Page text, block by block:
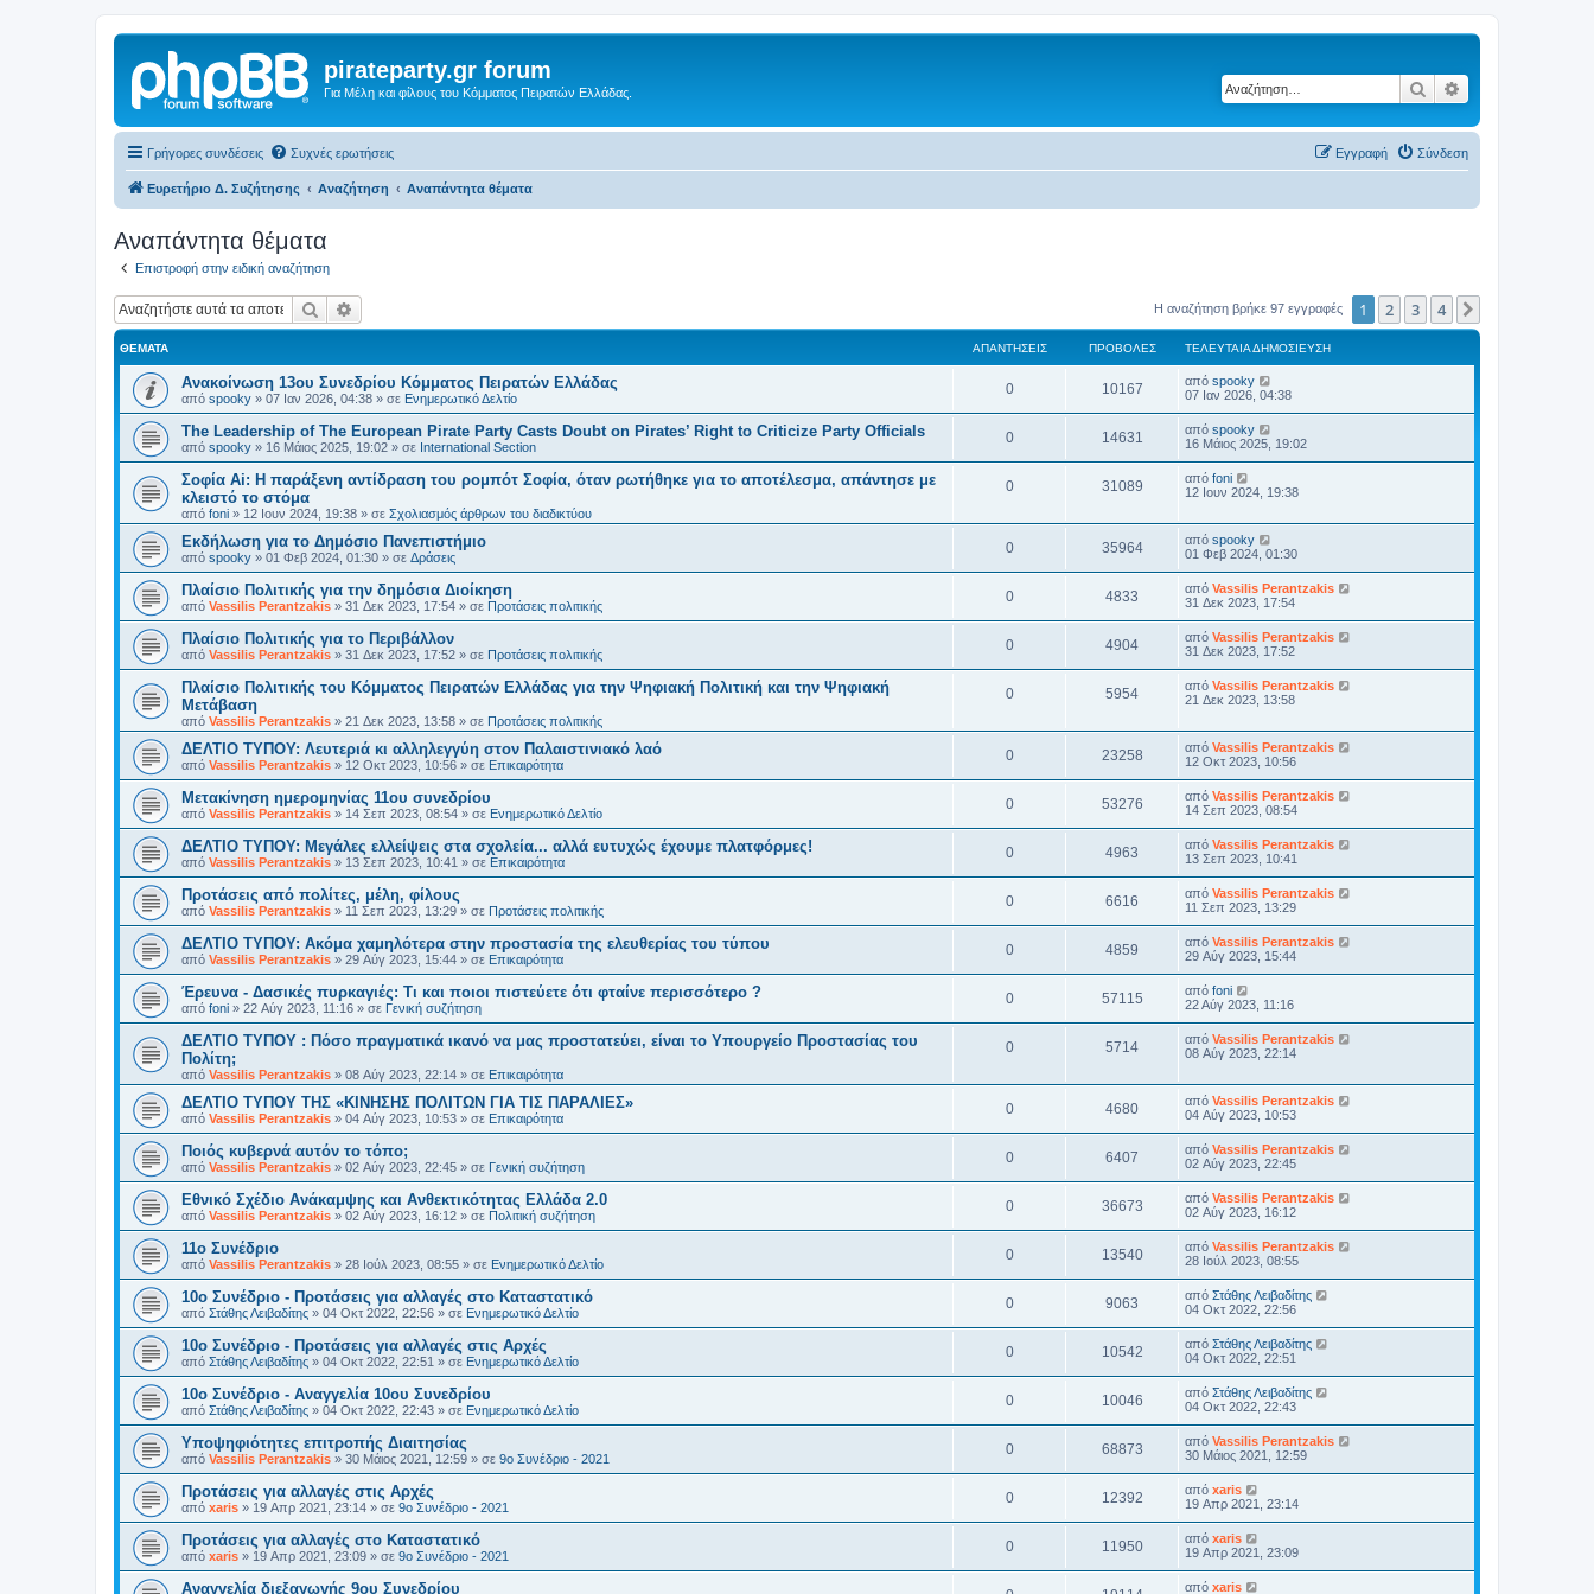
pirateparty.gr forum
Για Μέλη και φίλους του Κόμματος Πειρατών Ελλάδας. Αναζήτηση
Γρήγορες συνδέσεις Συχνές ερωτήσεις Σύνδεση
Εγγραφή
Ευρετήριο Δ. Συζήτησης Αναζήτηση Αναπάντητα θέματα
Αναπάντητα θέματα
Επιστροφή στην ειδική αναζήτηση
Αναζήτηση Η αναζήτηση βρήκε 97 εγγραφές 1 2 3 4
ΘΈΜΑΤΑ ΑΠΑΝΤΉΣΕΙΣ ΠΡΟΒΟΛΈΣ ΤΕΛΕΥΤΑΊΑ ΔΗΜΟΣΊΕΥΣΗ
Ανακοίνωση 13ου Συνεδρίου Κόμματος Πειρατών Ελλάδας
από spooky » 07 Ιαν 2026, 04:38 » σε Ενημερωτικό Δελτίο
0 10167 από spooky
07 Ιαν 2026, 04:38
The Leadership of The European Pirate Party Casts Doubt on Pirates’ Right to Criticize Party Officials
από spooky » 16 Μάιος 2025, 19:02 » σε International Section
0 14631 από spooky
16 Μάιος 2025, 19:02
Σοφία Ai: Η παράξενη αντίδραση του ρομπότ Σοφία, όταν ρωτήθηκε για το αποτέλεσμα, απάντησε με
κλειστό το στόμα
από foni » 12 Ιουν 2024, 19:38 » σε Σχολιασμός άρθρων του διαδικτύου
0 31089 από foni
12 Ιουν 2024, 19:38
Εκδήλωση για το Δημόσιο Πανεπιστήμιο
από spooky » 01 Φεβ 2024, 01:30 » σε Δράσεις
0 35964 από spooky
01 Φεβ 2024, 01:30
Πλαίσιο Πολιτικής για την δημόσια Διοίκηση
από Vassilis Perantzakis » 31 Δεκ 2023, 17:54 » σε Προτάσεις πολιτικής
0 4833 από Vassilis Perantzakis
31 Δεκ 2023, 17:54
Πλαίσιο Πολιτικής για το Περιβάλλον
από Vassilis Perantzakis » 31 Δεκ 2023, 17:52 » σε Προτάσεις πολιτικής
0 4904 από Vassilis Perantzakis
31 Δεκ 2023, 17:52
Πλαίσιο Πολιτικής του Κόμματος Πειρατών Ελλάδας για την Ψηφιακή Πολιτική και την Ψηφιακή
Μετάβαση
από Vassilis Perantzakis » 21 Δεκ 2023, 13:58 » σε Προτάσεις πολιτικής
0 5954 από Vassilis Perantzakis
21 Δεκ 2023, 13:58
ΔΕΛΤΙΟ ΤΥΠΟΥ: Λευτεριά κι αλληλεγγύη στον Παλαιστινιακό λαό
από Vassilis Perantzakis » 12 Οκτ 2023, 10:56 » σε Επικαιρότητα
0 23258 από Vassilis Perantzakis
12 Οκτ 2023, 10:56
Μετακίνηση ημερομηνίας 11ου συνεδρίου
από Vassilis Perantzakis » 14 Σεπ 2023, 08:54 » σε Ενημερωτικό Δελτίο
0 53276 από Vassilis Perantzakis
14 Σεπ 2023, 08:54
ΔΕΛΤΙΟ ΤΥΠΟΥ: Μεγάλες ελλείψεις στα σχολεία... αλλά ευτυχώς έχουμε πλατφόρμες!
από Vassilis Perantzakis » 13 Σεπ 2023, 10:41 » σε Επικαιρότητα
0 4963 από Vassilis Perantzakis
13 Σεπ 2023, 10:41
Προτάσεις από πολίτες, μέλη, φίλους
από Vassilis Perantzakis » 11 Σεπ 2023, 13:29 » σε Προτάσεις πολιτικής
0 6616 από Vassilis Perantzakis
11 Σεπ 2023, 13:29
ΔΕΛΤΙΟ ΤΥΠΟΥ: Ακόμα χαμηλότερα στην προστασία της ελευθερίας του τύπου
από Vassilis Perantzakis » 29 Αύγ 2023, 15:44 » σε Επικαιρότητα
0 4859 από Vassilis Perantzakis
29 Αύγ 2023, 15:44
Έρευνα - Δασικές πυρκαγιές: Τι και ποιοι πιστεύετε ότι φταίνε περισσότερο ?
από foni » 22 Αύγ 2023, 11:16 » σε Γενική συζήτηση
0 57115 από foni
22 Αύγ 2023, 11:16
ΔΕΛΤΙΟ ΤΥΠΟΥ : Πόσο πραγματικά ικανό να μας προστατεύει, είναι το Υπουργείο Προστασίας του
Πολίτη;
από Vassilis Perantzakis » 08 Αύγ 2023, 22:14 » σε Επικαιρότητα
0 5714 από Vassilis Perantzakis
08 Αύγ 2023, 22:14
ΔΕΛΤΙΟ ΤΥΠΟΥ ΤΗΣ «ΚΙΝΗΣΗΣ ΠΟΛΙΤΩΝ ΓΙΑ ΤΙΣ ΠΑΡΑΛΙΕΣ»
από Vassilis Perantzakis » 04 Αύγ 2023, 10:53 » σε Επικαιρότητα
0 4680 από Vassilis Perantzakis
04 Αύγ 2023, 10:53
Ποιός κυβερνά αυτόν το τόπο;
από Vassilis Perantzakis » 02 Αύγ 2023, 22:45 » σε Γενική συζήτηση
0 6407 από Vassilis Perantzakis
02 Αύγ 2023, 22:45
Eθνικό Σχέδιο Ανάκαμψης και Ανθεκτικότητας Ελλάδα 2.0
από Vassilis Perantzakis » 02 Αύγ 2023, 16:12 » σε Πολιτική συζήτηση
0 36673 από Vassilis Perantzakis
02 Αύγ 2023, 16:12
11o Συνέδριο
από Vassilis Perantzakis » 28 Ιούλ 2023, 08:55 » σε Ενημερωτικό Δελτίο
0 13540 από Vassilis Perantzakis
28 Ιούλ 2023, 08:55
10ο Συνέδριο - Προτάσεις για αλλαγές στο Καταστατικό
από Στάθης Λειβαδίτης » 04 Οκτ 2022, 22:56 » σε Ενημερωτικό Δελτίο
0 9063 από Στάθης Λειβαδίτης
04 Οκτ 2022, 22:56
10ο Συνέδριο - Προτάσεις για αλλαγές στις Αρχές
από Στάθης Λειβαδίτης » 04 Οκτ 2022, 22:51 » σε Ενημερωτικό Δελτίο
0 10542 από Στάθης Λειβαδίτης
04 Οκτ 2022, 22:51
10ο Συνέδριο - Αναγγελία 10ου Συνεδρίου
από Στάθης Λειβαδίτης » 04 Οκτ 2022, 22:43 » σε Ενημερωτικό Δελτίο
0 10046 από Στάθης Λειβαδίτης
04 Οκτ 2022, 22:43
Υποψηφιότητες επιτροπής Διαιτησίας
από Vassilis Perantzakis » 30 Μάιος 2021, 12:59 » σε 9ο Συνέδριο - 2021
0 68873 από Vassilis Perantzakis
30 Μάιος 2021, 12:59
Προτάσεις για αλλαγές στις Αρχές
από xaris » 19 Απρ 2021, 23:14 » σε 9ο Συνέδριο - 2021
0 12392 από xaris
19 Απρ 2021, 23:14
Προτάσεις για αλλαγές στο Καταστατικό
από xaris » 19 Απρ 2021, 23:09 » σε 9ο Συνέδριο - 2021
0 11950 από xaris
19 Απρ 2021, 23:09
Αναγγελία διεξαγωγής 9ου Συνεδρίου από xaris